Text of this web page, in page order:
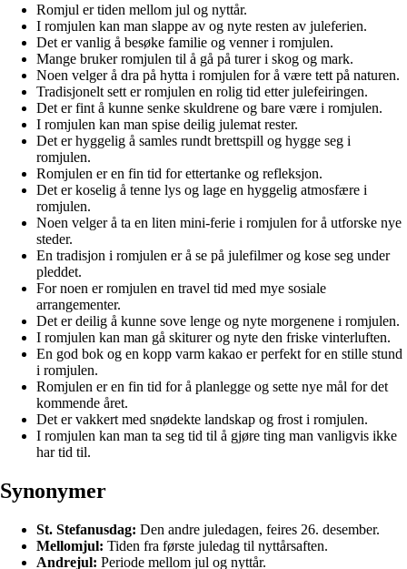
Romjul er tiden mellom jul og nyttår.
I romjulen kan man slappe av og nyte resten av juleferien.
Det er vanlig å besøke familie og venner i romjulen.
Mange bruker romjulen til å gå på turer i skog og mark.
Noen velger å dra på hytta i romjulen for å være tett på naturen.
Tradisjonelt sett er romjulen en rolig tid etter julefeiringen.
Det er fint å kunne senke skuldrene og bare være i romjulen.
I romjulen kan man spise deilig julemat rester.
Det er hyggelig å samles rundt brettspill og hygge seg i
romjulen.
Romjulen er en fin tid for ettertanke og refleksjon.
Det er koselig å tenne lys og lage en hyggelig atmosfære i
romjulen.
Noen velger å ta en liten mini-ferie i romjulen for å utforske nye
steder.
En tradisjon i romjulen er å se på julefilmer og kose seg under
pleddet.
For noen er romjulen en travel tid med mye sosiale
arrangementer.
Det er deilig å kunne sove lenge og nyte morgenene i romjulen.
I romjulen kan man gå skiturer og nyte den friske vinterluften.
En god bok og en kopp varm kakao er perfekt for en stille stund
i romjulen.
Romjulen er en fin tid for å planlegge og sette nye mål for det
kommende året.
Det er vakkert med snødekte landskap og frost i romjulen.
I romjulen kan man ta seg tid til å gjøre ting man vanligvis ikke
har tid til.
Synonymer
St. Stefanusdag: Den andre juledagen, feires 26. desember.
Mellomjul: Tiden fra første juledag til nyttårsaften.
Andrejul: Periode mellom jul og nyttår.